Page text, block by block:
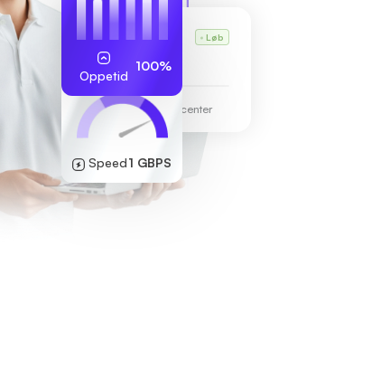
Karls VPS Løb
255.189.85.19
Frankfurt datacenter
Speed1 GBPS
Oppetid
100%